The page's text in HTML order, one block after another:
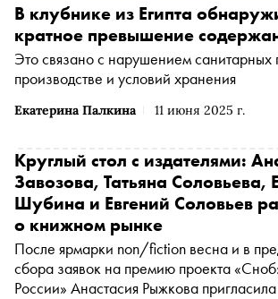
Екатерина Палкина 11 июня 2025 г.
В клубнике из Египта
кратное превышение
Это связано с нарушением санитарных
производстве и условий хранения
Круглый стол с издателями:
Завозова, Татьяна Соловьева,
Шубина и Евгений Соловьев
о книжном рынке
После ярмарки non/fiction весна и в
сбора заявок на премию проекта
России» Анастасия Рыжкова